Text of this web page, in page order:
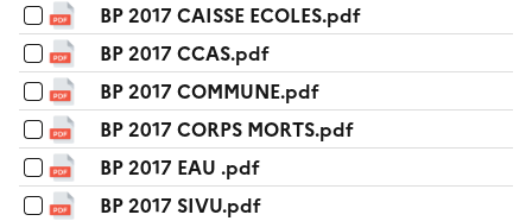
BP 2017 CAISSE ECOLES.pdf
BP 2017 CCAS.pdf
BP 2017 COMMUNE.pdf
BP 2017 CORPS MORTS.pdf
BP 2017 EAU .pdf
BP 2017 SIVU.pdf